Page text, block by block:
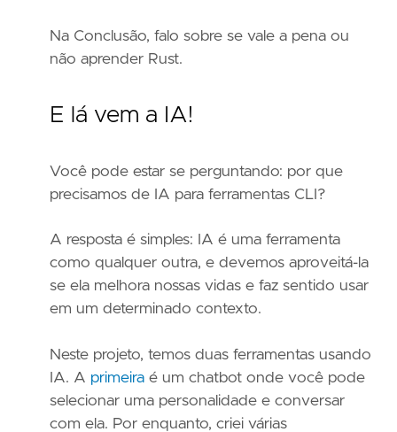
Na Conclusão, falo sobre se vale a pena ou
não aprender Rust.
E lá vem a IA!
Você pode estar se perguntando: por que
precisamos de IA para ferramentas CLI?
A resposta é simples: IA é uma ferramenta
como qualquer outra, e devemos aproveitá-la
se ela melhora nossas vidas e faz sentido usar
em um determinado contexto.
Neste projeto, temos duas ferramentas usando
IA. A primeira é um chatbot onde você pode
selecionar uma personalidade e conversar
com ela. Por enquanto, criei várias